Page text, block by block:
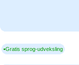
▪Gratis sprog-udveksling